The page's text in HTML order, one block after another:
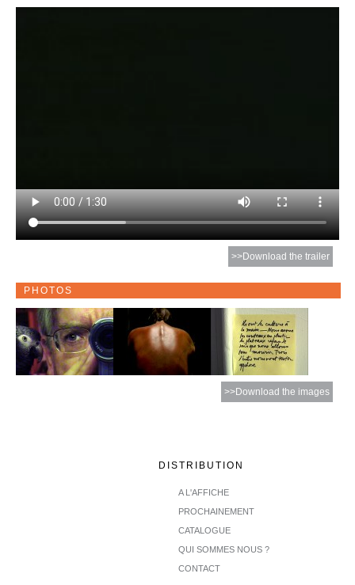
>>Download the trailer
PHOTOS
>>Download the images
DISTRIBUTION
A L'AFFICHE
PROCHAINEMENT
CATALOGUE
QUI SOMMES NOUS ?
CONTACT